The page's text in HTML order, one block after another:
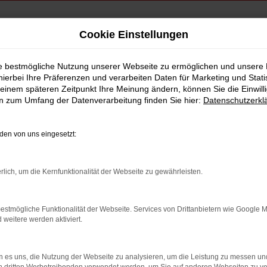
bestimmter Seiten verhindern. Funktioniert die Seite in
beheben.
auf dem neuesten Stand sind.
kann auch dazu führen, dass bestimmte Funktionen
Cookie Einstellungen
bestmögliche Nutzung unserer Webseite zu ermöglichen und unsere
Ihre Präferenzen und verarbeiten Daten für Marketing und
späteren Zeitpunkt Ihre Meinung ändern, können Sie die
zum Umfang der Datenverarbeitung finden Sie hier:
von uns eingesetzt:
um die Kernfunktionalität der Webseite zu gewährleisten.
Funktionalität der Webseite. Services von Drittanbietern wie Google
weitere werden aktiviert.
es uns, die Nutzung der Webseite zu analysieren, um die Leistung zu messen